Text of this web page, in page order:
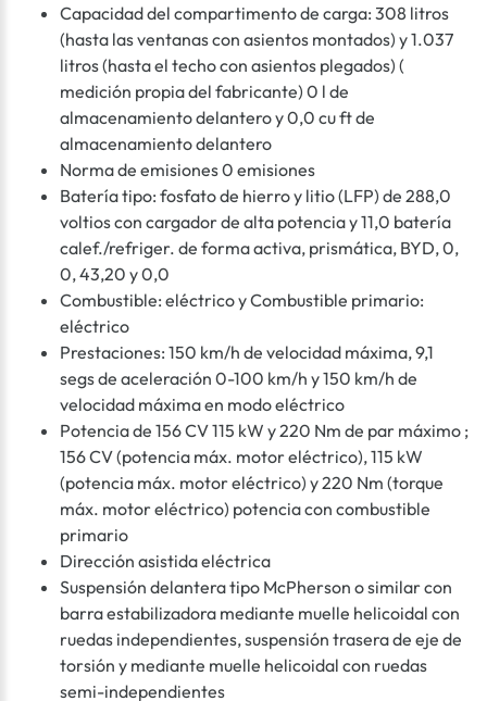
Capacidad del compartimento de carga: 308 litros
(hasta las ventanas con asientos montados) y 1.037
litros (hasta el techo con asientos plegados) (
medición propia del fabricante) 0 l de
almacenamiento delantero y 0,0 cu ft de
almacenamiento delantero
Norma de emisiones 0 emisiones
Batería tipo: fosfato de hierro y litio (LFP) de 288,0
voltios con cargador de alta potencia y 11,0 batería
calef./refriger. de forma activa, prismática, BYD, 0,
0, 43,20 y 0,0
Combustible: eléctrico y Combustible primario:
eléctrico
Prestaciones: 150 km/h de velocidad máxima, 9,1
segs de aceleración 0-100 km/h y 150 km/h de
velocidad máxima en modo eléctrico
Potencia de 156 CV 115 kW y 220 Nm de par máximo ;
156 CV (potencia máx. motor eléctrico), 115 kW
(potencia máx. motor eléctrico) y 220 Nm (torque
máx. motor eléctrico) potencia con combustible
primario
Dirección asistida eléctrica
Suspensión delantera tipo McPherson o similar con
barra estabilizadora mediante muelle helicoidal con
ruedas independientes, suspensión trasera de eje de
torsión y mediante muelle helicoidal con ruedas
semi-independientes